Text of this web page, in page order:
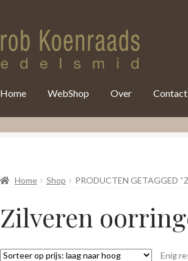
Home WebShop Over Contact
Home Shop PRODUCTEN GETAGGED
Zilveren
Enig